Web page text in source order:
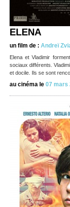
ELENA
un film de : Andreï
Elena et Vladimir
sociaux différents.
et docile. Ils se sont
au cinéma le 07 mars